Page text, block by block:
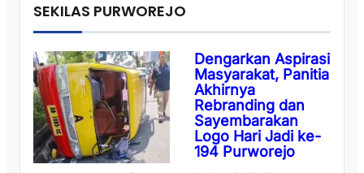
SEKILAS PURWOREJO
Dengarkan Aspirasi
Masyarakat, Panitia
Akhirnya
Rebranding dan
Sayembarakan
Logo Hari Jadi ke-
194 Purworejo